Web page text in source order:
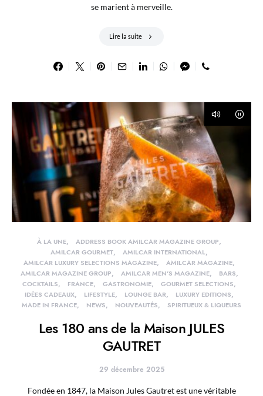
se marient à merveille.
Lire la suite
À LA UNE
ADDRESS BOOK AMILCAR MAGAZINE GROUP
AMILCAR GOURMET
AMILCAR INTERNATIONAL
AMILCAR LUXURY SELECTIONS MAGAZINE
AMILCAR MAGAZINE
AMILCAR MAGAZINE GROUP
AMILCAR MEN'S MAGAZINE
BARS
COCKTAILS
FRANCE GASTRONOMIE
GOURMET SELECTIONS
IDÉES CADEAUX
LIFESTYLE LOUNGE BAR
LUXURY EDITIONS
MADE IN FRANCE
NEWS NOUVEAUTÉS SPIRITUEUX & LIQUEURS
Les 180 ans de la Maison JULES
GAUTRET
29 décembre 2025
Fondée en 1847, la Maison Jules Gautret est une véritable